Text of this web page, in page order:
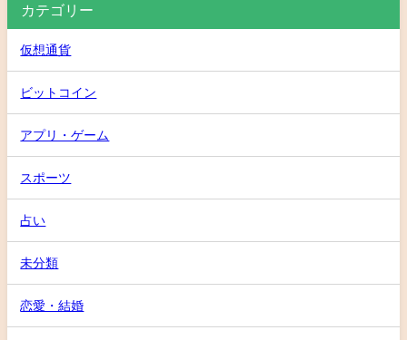
カテゴリー
仮想通貨
ビットコイン
アプリ・ゲーム
スポーツ
占い
未分類
恋愛・結婚